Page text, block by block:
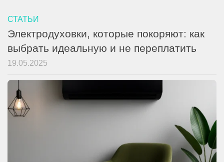
СТАТЬИ
Электродуховки, которые покоряют: как
выбрать идеальную и не переплатить
19.05.2025